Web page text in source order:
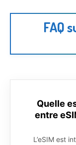
FAQ
Quelle
entre
L’eSIM est